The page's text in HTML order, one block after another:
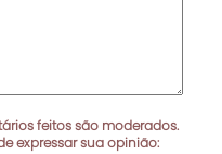
feitos são moderados.
expressar sua opinião: